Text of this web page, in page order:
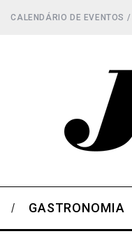
CALENDÁRIO DE EVENTOS
GASTRONOMIA